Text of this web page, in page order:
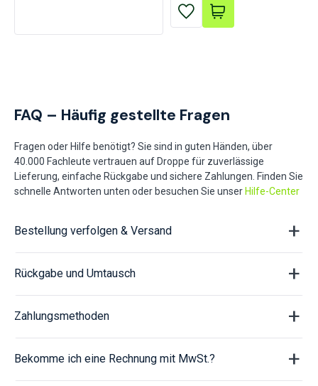
FAQ – Häufig gestellte Fragen
Fragen oder Hilfe benötigt? Sie sind in guten Händen, über
40.000 Fachleute vertrauen auf Droppe für zuverlässige
Lieferung, einfache Rückgabe und sichere Zahlungen. Finden Sie
schnelle Antworten unten oder besuchen Sie unserHilfe-Center
Bestellung verfolgen & Versand
Rückgabe und Umtausch
Zahlungsmethoden
Bekomme ich eine Rechnung mit MwSt.?